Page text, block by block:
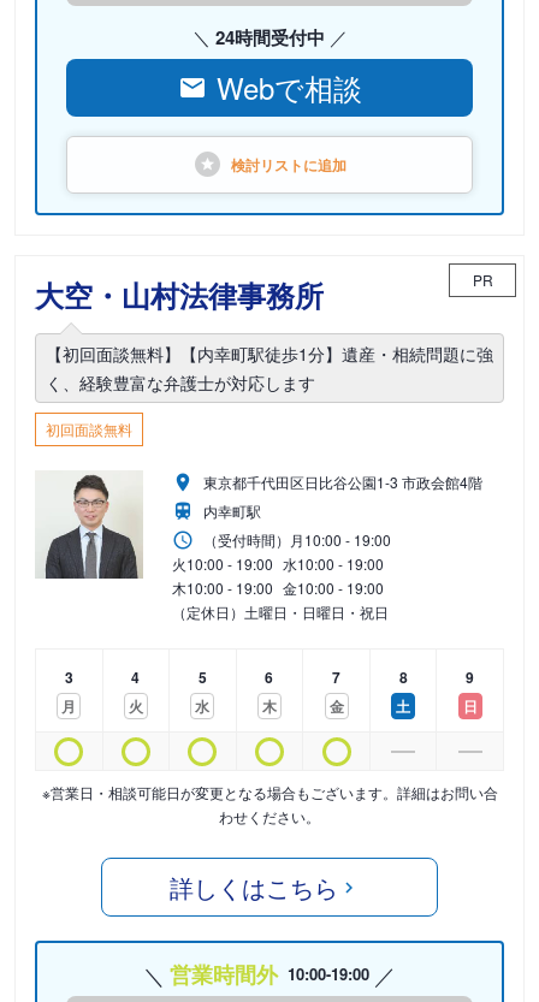
24時間受付中
Webで相談
検討リストに追加
大空・山村法律事務所 PR
【初回面談無料】【内幸町駅徒歩1分】遺産・相続問題に強
く、経験豊富な弁護士が対応します
初回面談無料
東京都千代田区日比谷公園1-3 市政会館4階
内幸町駅
（受付時間） 月10:00 - 19:00
火10:00 - 19:00 水10:00 - 19:00
木10:00 - 19:00 金10:00 - 19:00
（定休日）土曜日・日曜日・祝日
3
月
4
火
5
水
6
木
7
金
8
土
9
日
※営業日・相談可能日が変更となる場合もございます。詳細はお問い合
わせください。
詳しくはこちら
営業時間外 10:00-19:00